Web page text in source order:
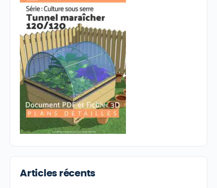
Articles récents